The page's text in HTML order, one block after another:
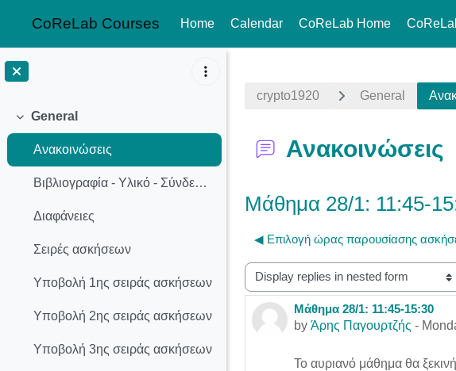
CoReLab Courses Home Calendar CoReLab Home
Collapse
General
Ανακοινώσεις
Βιβλιογραφία - Υλικό - Σύνδεσμοι
Διαφάνειες
Σειρές ασκήσεων
Υποβολή 1ης σειράς ασκήσεων
Υποβολή 2ης σειράς ασκήσεων
Υποβολή 3ης σειράς ασκήσεων
crypto1920 General
Ανακοινώσεις
Μάθημα 28/1: 11:45-
◀︎ Επιλογή ώρας παρουσίασης
Display mode
Μάθημα 28/1: 11:45-15:30
by Άρης Παγουρτζής -
Number of replies: 0
Το αυριανό μάθημα θα